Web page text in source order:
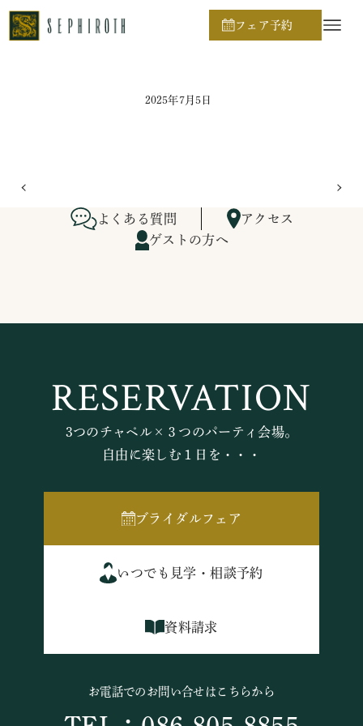
フェア予約
ホーム
2025年7月5日
よくある質問
アクセス
ゲストの方へ
RESERVATION
3つのチャペル×３つのパーティ会場。
自由に楽しむ１日を・・・
ブライダルフェア
いつでも見学・相談予約
資料請求
お電話でのお問い合せはこちらから